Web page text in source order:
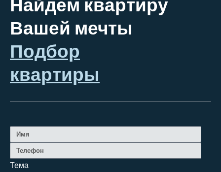
Найдем квартиру
Вашей мечты
Подбор
квартиры
Тема